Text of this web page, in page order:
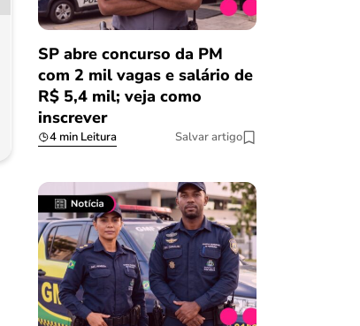
SP abre concurso da PM
com 2 mil vagas e salário de
R$ 5,4 mil; veja como
inscrever
4 min Leitura Salvar artigo